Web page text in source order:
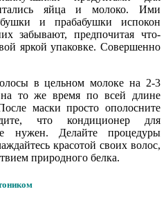
яйца и молоко. Ими
и прабабушки испокон
забывают, предпочитая что-
яркой упаковке. Совершенно
в цельном молоке на 2-3
то же время по всей длине
маски просто ополосните
что кондиционер для
нужен. Делайте процедуры
красотой своих волос,
природного белка.